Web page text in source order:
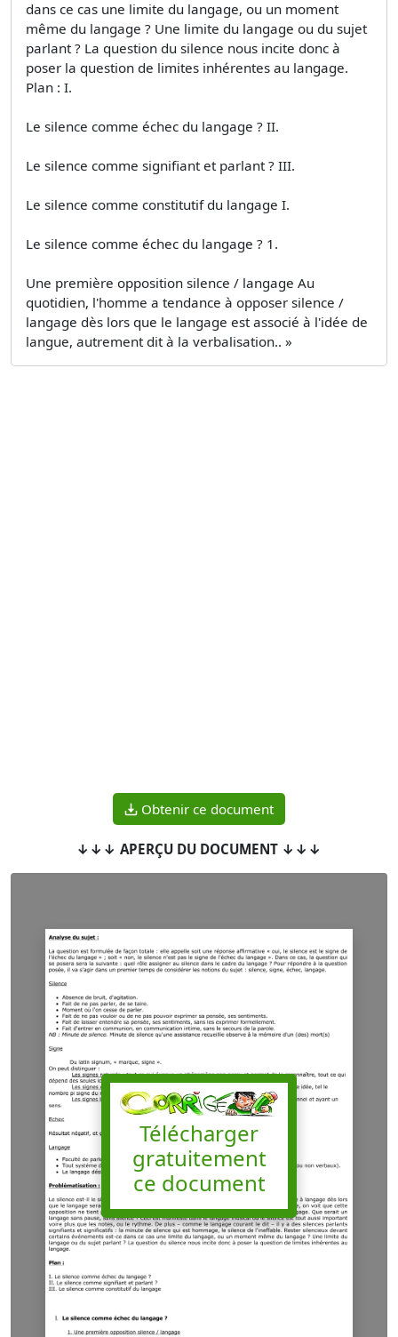
dans ce cas une limite du langage, ou un moment
même du langage ? Une limite du langage ou du sujet
parlant ? La question du silence nous incite donc à
poser la question de limites inhérentes au langage.
Plan : I.
Le silence comme échec du langage ? II.
Le silence comme signifiant et parlant ? III.
Le silence comme constitutif du langage I.
Le silence comme échec du langage ? 1.
Une première opposition silence / langage Au
quotidien, l'homme a tendance à opposer silence /
langage dès lors que le langage est associé à l'idée de
langue, autrement dit à la verbalisation.. »
Obtenir ce document
↓↓↓ APERÇU DU DOCUMENT ↓↓↓
Télécharger
gratuitement
ce document